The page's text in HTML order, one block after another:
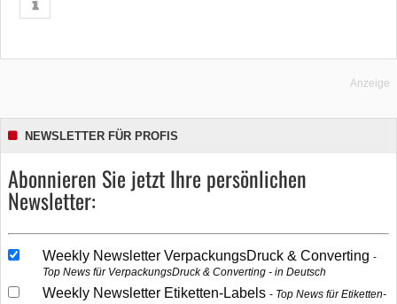
Anzeige
NEWSLETTER FÜR PROFIS
Abonnieren Sie jetzt Ihre persönlichen
Newsletter:
Weekly Newsletter VerpackungsDruck & Converting
Top News für VerpackungsDruck & Converting - in Deutsch
Weekly Newsletter Etiketten-Labels
Top News für Etiketten-